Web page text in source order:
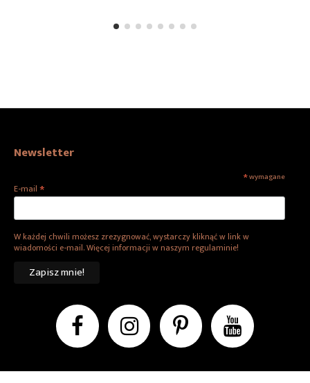
Newsletter
*wymagane
E-mail *
W każdej chwili możesz zrezygnować, wystarczy kliknąć w link w
wiadomości e-mail. Więcej informacji w naszym regulaminie!